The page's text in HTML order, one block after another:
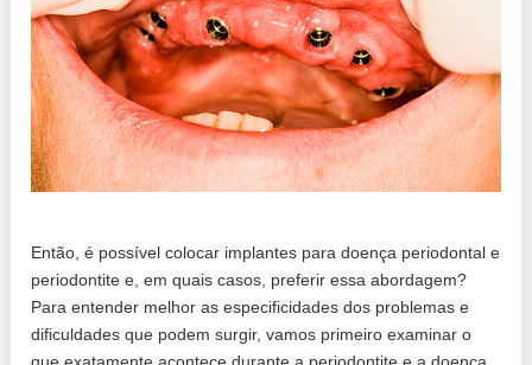
Então, é possível colocar implantes para doença periodontal e
periodontite e, em quais casos, preferir essa abordagem?
Para entender melhor as especificidades dos problemas e
dificuldades que podem surgir, vamos primeiro examinar o
que exatamente acontece durante a periodontite e a doença